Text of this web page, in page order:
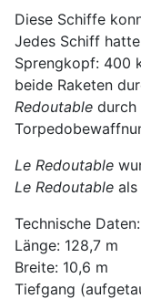
Diese Schiffe
Jedes Schiff
Sprengkopf: 400
beide Raketen
Redoutable durch
Le Redoutable
Le Redoutable
Technische Daten:
Länge: 128,7 m
Breite: 10,6 m
Tiefgang